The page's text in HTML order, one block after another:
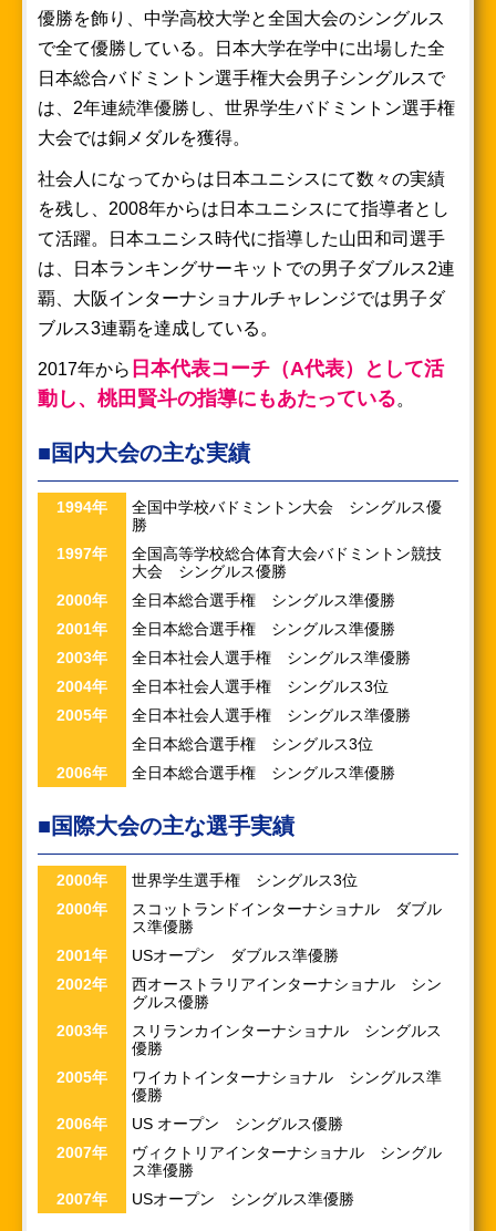
優勝を飾り、中学高校大学と全国大会のシングルス
で全て優勝している。日本大学在学中に出場した全
日本総合バドミントン選手権大会男子シングルスで
は、2年連続準優勝し、世界学生バドミントン選手権
大会では銅メダルを獲得。
社会人になってからは日本ユニシスにて数々の実績
を残し、2008年からは日本ユニシスにて指導者とし
て活躍。日本ユニシス時代に指導した山田和司選手
は、日本ランキングサーキットでの男子ダブルス2連
覇、大阪インターナショナルチャレンジでは男子ダ
ブルス3連覇を達成している。
2017年から 日本代表コーチ（A代表）として活
動し、桃田賢斗の指導にもあたっている。
■国内大会の主な実績
1994年
全国中学校バドミントン大会 シングルス優
勝
1997年
全国高等学校総合体育大会バドミントン競技
大会 シングルス優勝
2000年
全日本総合選手権 シングルス準優勝
2001年
全日本総合選手権 シングルス準優勝
2003年
全日本社会人選手権 シングルス準優勝
2004年
全日本社会人選手権 シングルス3位
2005年
全日本社会人選手権 シングルス準優勝
全日本総合選手権 シングルス3位
2006年
全日本総合選手権 シングルス準優勝
■国際大会の主な選手実績
2000年
世界学生選手権 シングルス3位
2000年
スコットランドインターナショナル ダブル
ス準優勝
2001年
USオープン ダブルス準優勝
2002年
西オーストラリアインターナショナル シン
グルス優勝
2003年
スリランカインターナショナル シングルス
優勝
2005年
ワイカトインターナショナル シングルス準
優勝
2006年
US オープン シングルス優勝
2007年
ヴィクトリアインターナショナル シングル
ス準優勝
2007年
USオープン シングルス準優勝